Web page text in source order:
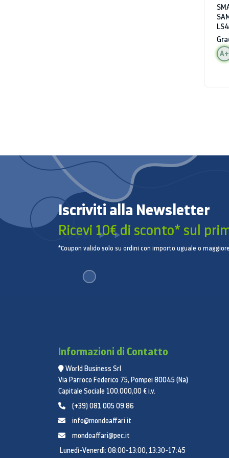
A+
Iscriviti alla Newsletter
Ricevi 10€ di sconto* sul
*Coupon valido solo su ordini con importo uguale o
Informazioni di Contatto
World Business Srl
Via Parroco Federico 75, Pompei 80045 (Na)
Capitale Sociale 100.000,00 € i.v.
(+39) 081 005 09 86
info@mondoaffari.it
mondoaffari@pec.it
Lunedì-Venerdì: 08:00-13:00, 13:30-17:45